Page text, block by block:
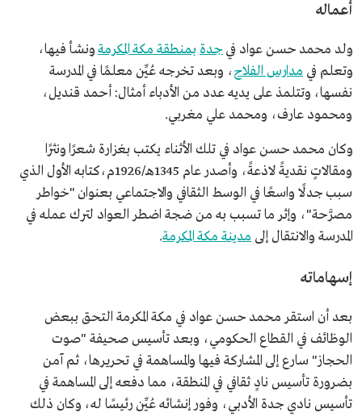
أعماله
ولد محمد حسن عواد في جدة بمنطقة مكة المكرمةونشأ فيها،
وتعلم في مدارس الفلاح، وبعد تخرجه عُيِّن معلمًا في المدرسة
نفسها، وتتلمذ على يديه عدد من الأدباء أمثال: أحمد قنديل،
ومحمود عارف، ومحمد علي مغربي.
وكان محمد حسن عواد في تلك الأثناء يكتب بغزارة شعرًا ونثرًا
ومقالاتٍ نقديةً لاذعةً، وأصدر عام 1345هـ/1926م،كتابه الأول الذي
سبب جدلًا واسعًا في الوسط الثقافي والاجتماعي بعنوان "خواطر
مصرَّحة"، وإثر ما تسبب به من ضجة اضطر العواد لترك عمله في
المدرسة والانتقال إلى مدينة مكة المكرمة.
إسهاماته
بعد أن استقر محمد حسن عواد في مكة المكرمة التحق ببعض
الوظائف في القطاع الحكومي، وبعد تأسيس صحيفة "صوت
الحجاز" سارع إلى المشاركة فيها والمساهمة في تحريرها، ثم آمن
بضرورة تأسيس نادٍ ثقافي في المنطقة، مما دفعه إلى المساهمة في
تأسيس نادي جدة الأدبي، وفور إنشائه عُيِّن رئيسًا له، وكان ذلك